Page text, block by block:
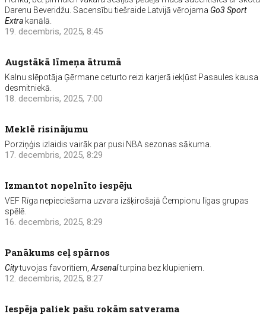
Darenu Beveridžu. Sacensību tiešraide Latvijā vērojama Go3 Sport
Extra kanālā.
19. decembris, 2025, 8:45
Augstākā līmeņa ātrumā
Kalnu slēpotāja Ģērmane ceturto reizi karjerā iekļūst Pasaules kausa
desmitniekā.
18. decembris, 2025, 7:00
Meklē risinājumu
Porziņģis izlaidis vairāk par pusi NBA sezonas sākuma.
17. decembris, 2025, 8:29
Izmantot nopelnīto iespēju
VEF Rīga nepieciešama uzvara izšķirošajā Čempionu līgas grupas
spēlē.
16. decembris, 2025, 8:29
Panākums ceļ spārnos
Citytuvojas favorītiem,Arsenalturpina bez klupieniem.
12. decembris, 2025, 8:27
Iespēja paliek pašu rokām satverama